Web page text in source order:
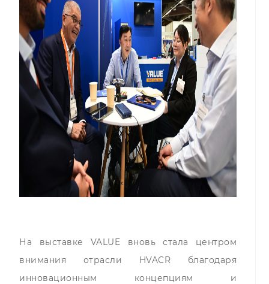
На выставке VALUE вновь стала центром
внимания отрасли HVACR благодаря
инновационным концепциям и